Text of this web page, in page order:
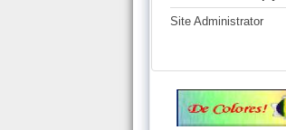
Site Administrator